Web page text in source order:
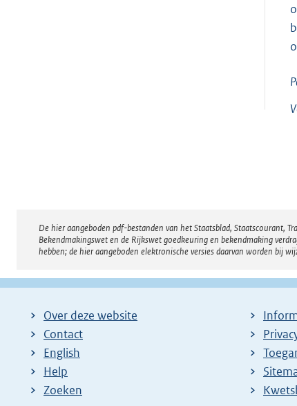
Disclaimer
De hier aangeboden pdf-bestanden van het Staatsblad, Staatscourant,
Bekendmakingswet en de Rijkswet goedkeuring en bekendmaking
hebben; de hier aangeboden elektronische versies daarvan worden bij
Over deze website
Contact
English
Help
Zoeken
E